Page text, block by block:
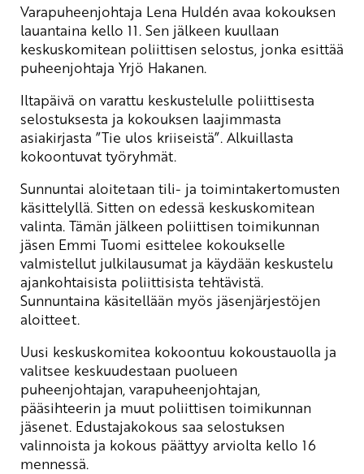
Varapuheenjohtaja Lena Huldén avaa kokouksen
lauantaina kello 11. Sen jälkeen kuullaan
keskuskomitean poliittisen selostus, jonka esittää
puheenjohtaja Yrjö Hakanen.
Iltapäivä on varattu keskustelulle poliittisesta
selostuksesta ja kokouksen laajimmasta
asiakirjasta ”Tie ulos kriiseistä”. Alkuillasta
kokoontuvat työryhmät.
Sunnuntai aloitetaan tili- ja toimintakertomusten
käsittelyllä. Sitten on edessä keskuskomitean
valinta. Tämän jälkeen poliittisen toimikunnan
jäsen Emmi Tuomi esittelee kokoukselle
valmistellut julkilausumat ja käydään keskustelu
ajankohtaisista poliittisista tehtävistä.
Sunnuntaina käsitellään myös jäsenjärjestöjen
aloitteet.
Uusi keskuskomitea kokoontuu kokoustauolla ja
valitsee keskuudestaan puolueen
puheenjohtajan, varapuheenjohtajan,
pääsihteerin ja muut poliittisen toimikunnan
jäsenet. Edustajakokous saa selostuksen
valinnoista ja kokous päättyy arviolta kello 16
mennessä.